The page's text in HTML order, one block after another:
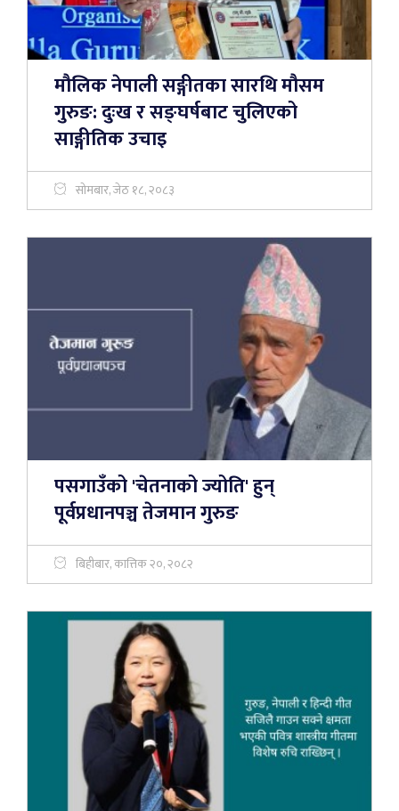
मौलिक नेपाली सङ्गीतका सारथि मौसम
गुरुङ: दुःख र सङ्घर्षबाट चुलिएको
साङ्गीतिक उचाइ
सोमबार, जेठ १८, २०८३
पसगाउँको 'चेतनाको ज्योति' हुन्
पूर्वप्रधानपञ्च तेजमान गुरुङ
बिहीबार, कात्तिक २०, २०८२